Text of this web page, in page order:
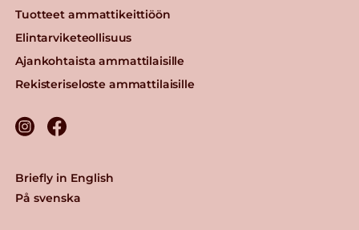
Tuotteet ammattikeittiöön
Elintarviketeollisuus
Ajankohtaista ammattilaisille
Rekisteriseloste ammattilaisille
Briefly in English
På svenska